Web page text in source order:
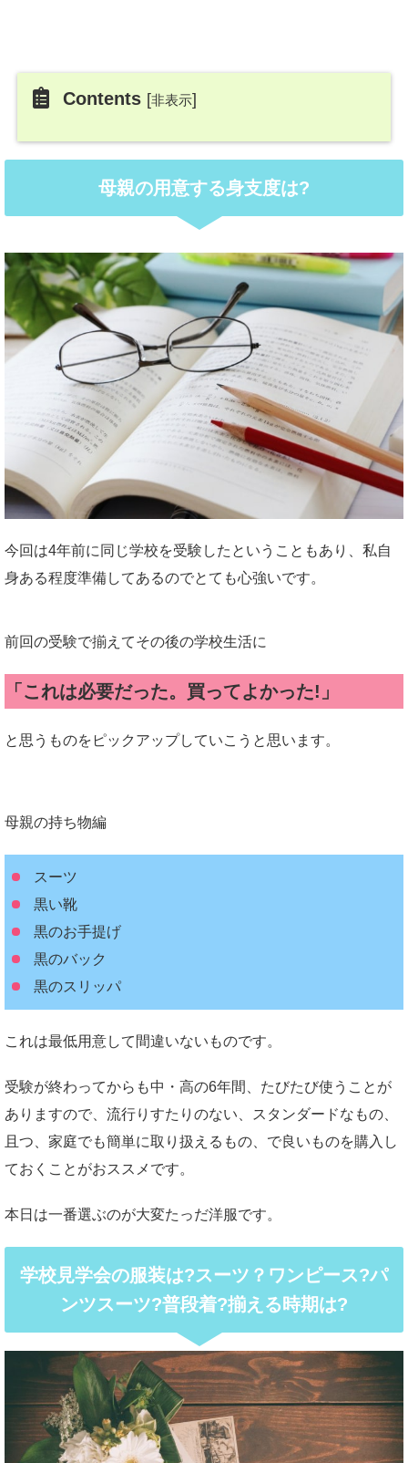
Contents [非表示]
母親の用意する身支度は?
今回は4年前に同じ学校を受験したということもあり、私自
身ある程度準備してあるのでとても心強いです。
前回の受験で揃えてその後の学校生活に
「これは必要だった。買ってよかった!」
と思うものをピックアップしていこうと思います。
母親の持ち物編
スーツ
黒い靴
黒のお手提げ
黒のバック
黒のスリッパ
これは最低用意して間違いないものです。
受験が終わってからも中・高の6年間、たびたび使うことが
ありますので、流行りすたりのない、スタンダードなもの、
且つ、家庭でも簡単に取り扱えるもの、で良いものを購入し
ておくことがおススメです。
本日は一番選ぶのが大変たっだ洋服です。
学校見学会の服装は?スーツ？ワンピース?パ
ンツスーツ?普段着?揃える時期は?